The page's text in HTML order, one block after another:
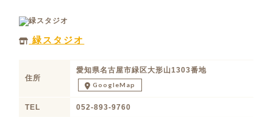
緑スタジオ
住所
愛知県名古屋市緑区大形山1303番地
GoogleMap
TEL 052-893-9760